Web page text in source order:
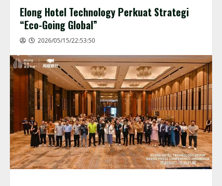
Elong Hotel Technology Perkuat Strategi
“Eco-Going Global”
2026/05/15/22:53:50